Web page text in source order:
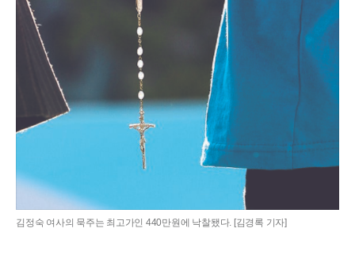
김정숙 여사의 묵주는 최고가인 440만원에 낙찰됐다. [김경록 기자]